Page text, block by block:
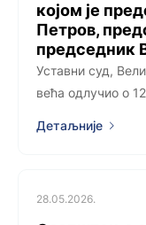
којoм је
Петров,
председник
Уставни суд,
већа одлучио о
Детаљније
28.05.2026.